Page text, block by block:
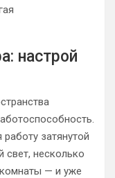
настрой
затянутой
свет, несколько
— и уже